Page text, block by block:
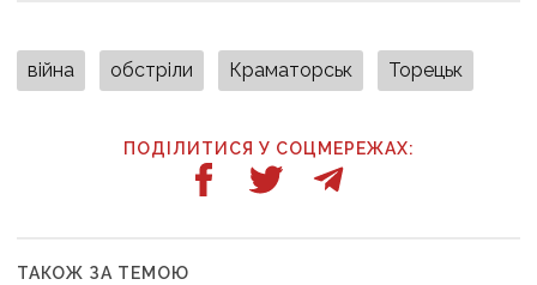
війна обстріли Краматорськ Торецьк
ПОДІЛИТИСЯ У СОЦМЕРЕЖАХ:
ТАКОЖ ЗА ТЕМОЮ